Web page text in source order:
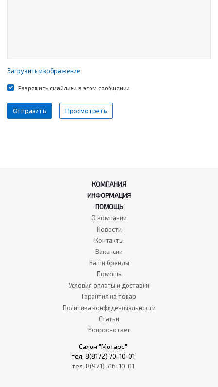
Загрузить изображение
Разрешить смайлики в этом сообщении
КОМПАНИЯ
ИНФОРМАЦИЯ
ПОМОЩЬ
О компании
Новости
Контакты
Вакансии
Наши бренды
Помощь
Условия оплаты и доставки
Гарантия на товар
Политика конфиденциальности
Статьи
Вопрос-ответ
Салон "Мотарс"
тел. 8(8172) 70-10-01
тел. 8(921) 716-10-01